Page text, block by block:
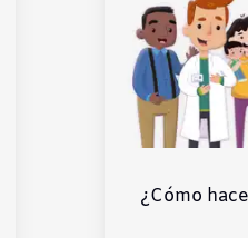
¿Cómo